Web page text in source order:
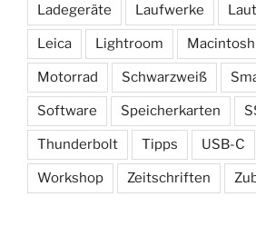
Ladegeräte Laufwerke
Leica Lightroom Macintosh
Motorrad Schwarzweiß
Software Speicherkarten
Thunderbolt Tipps USB-C
Workshop Zeitschriften